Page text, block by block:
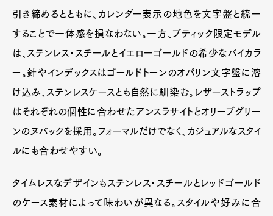
引き締めるとともに、カレンダー表示の地色を文字盤と統一
することで一体感を損なわない。一方、ブティック限定モデル
は、ステンレス・スチールとイエローゴールドの希少なバイカラ
ー。針やインデックスはゴールドトーンのオパリン文字盤に溶
け込み、ステンレスケースとも自然に馴染む。レザーストラップ
はそれぞれの個性に合わせたアンスラサイトとオリーブグリー
ンのヌバックを採用。フォーマルだけでなく、カジュアルなスタイ
ルにも合わせやすい。
タイムレスなデザインもステンレス・スチールとレッドゴールド
のケース素材によって味わいが異なる。スタイルや好みに合